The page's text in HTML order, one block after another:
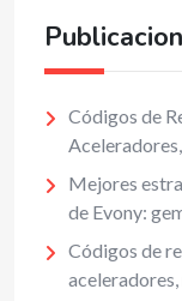
Códigos de
Mejores
de Evony:
Códigos de